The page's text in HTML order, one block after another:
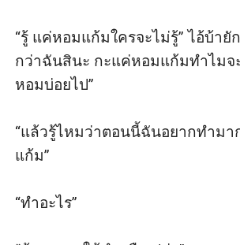
“รู้ แค่หอมแก้มใครจะไม่รู้” ไอ้บ้ายั
กว่าฉันสินะ กะแค่หอมแก้มทำไมจ
หอมบ่อยไป”
“แล้วรู้ไหมว่าตอนนี้ฉันอยากทำม
แก้ม”
“ทำอะไร”